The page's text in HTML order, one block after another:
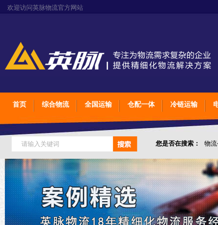
欢迎访问英脉物流官方网站
首页 综合物流 全国运输 仓配一体 冷链运输
您是否在搜索： 物
仓储综合专业定制物